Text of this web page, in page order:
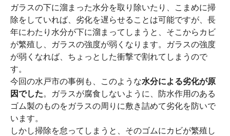
ガラスの下に溜まった水分を取り除いたり、こまめに掃
除をしていれば、劣化を遅らせることは可能ですが、長
年にわたり水分が下に溜まってしまうと、そこからカビ
が繁殖し、ガラスの強度が弱くなります。ガラスの強度
が弱くなれば、ちょっとした衝撃で割れてしまうので
す。
今回の水戸市の事例も、このような水分による劣化が原
因でした。ガラスが腐食しないように、防水作用のある
ゴム製のものをガラスの周りに敷き詰めて劣化を防いで
います。
しかし掃除を怠ってしまうと、そのゴムにカビが繁殖し